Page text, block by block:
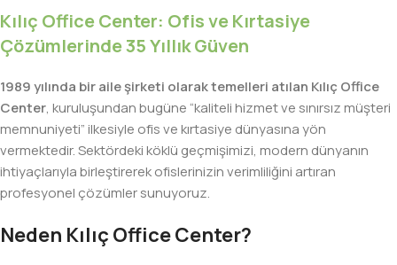
Kılıç Office Center: Ofis ve Kırtasiye
Çözümlerinde 35 Yıllık Güven
1989 yılında bir aile şirketi olarak temelleri atılan Kılıç Office
Center, kuruluşundan bugüne “kaliteli hizmet ve sınırsız müşteri
memnuniyeti” ilkesiyle ofis ve kırtasiye dünyasına yön
vermektedir. Sektördeki köklü geçmişimizi, modern dünyanın
ihtiyaçlarıyla birleştirerek ofislerinizin verimliliğini artıran
profesyonel çözümler sunuyoruz.
Neden Kılıç Office Center?